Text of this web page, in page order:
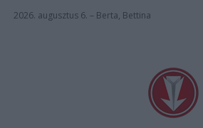
2026. augusztus 6. – Berta, Bettina